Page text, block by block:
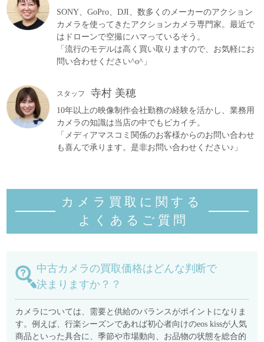
SONY、GoPro、DJI、数多くのメーカーのアクション
カメラを使ってきたアクションカメラ専門家。最近で
はドローンで空撮にハマっているそう。
「流行のモデルは高く買い取りますので、お気軽にお
問い合わせください^o^」
スタッフ 寺村 美穂
10年以上の映像制作会社勤務の経験を活かし、業務用
カメラの知識は当店の中でもピカイチ。
「メディアマスコミ関係のお客様からのお問い合わせ
も喜んで承ります。是非お問い合わせください♪」
カメラ買取に関する
よくあるご質 問
中古カメラの買取価格はどんな判断で
決まりますか？？
カメラについては、需要と供給のバランスがポイントになりま
す。例えば、行楽シーズンであれば初心者向けのeos kissが人気
商品といった具合に、季節や市場動向、お品物の状態を総合的